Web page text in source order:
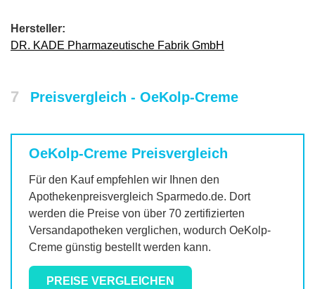
Hersteller:
DR. KADE Pharmazeutische Fabrik GmbH
7 Preisvergleich - OeKolp-Creme
OeKolp-Creme Preisvergleich
Für den Kauf empfehlen wir Ihnen den
Apothekenpreisvergleich Sparmedo.de. Dort
werden die Preise von über 70 zertifizierten
Versandapotheken verglichen, wodurch OeKolp-
Creme günstig bestellt werden kann.
PREISE VERGLEICHEN